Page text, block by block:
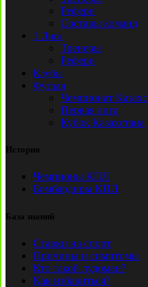
Рефери
Составы команд
1 Лига
Тренеры
Рефери
Клубы
Футзал
Чемпионат
Первая лига
Кубок Казахстана
История
Чемпионы КПЛ
Бомбардиры КПЛ
База знаний
Ставки на спорт
Причины и симптомы
Кто такой лудоман?
Как избавиться?